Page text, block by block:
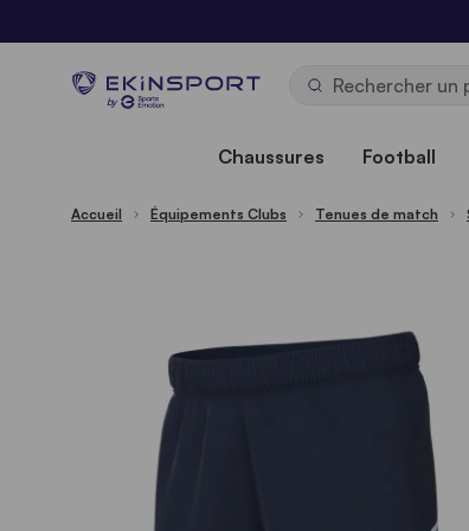
by
Chaussures Football
Accueil Équipements Clubs Tenues de match